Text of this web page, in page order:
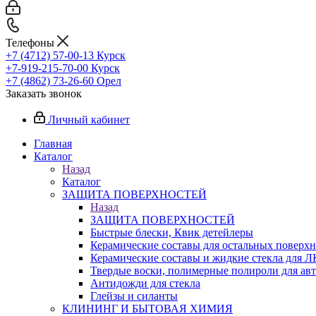
Телефоны
+7 (4712) 57-00-13 Курск
+7-919-215-70-00 Курск
+7 (4862) 73-26-60 Орел
Заказать звонок
Личный кабинет
Главная
Каталог
Назад
Каталог
ЗАЩИТА ПОВЕРХНОСТЕЙ
Назад
ЗАЩИТА ПОВЕРХНОСТЕЙ
Быстрые блески, Квик детейлеры
Керамические составы для остальных
Керамические составы и жидкие стекла для
Твердые воски, полимерные полироли для
Антидожди для стекла
Глейзы и силанты
КЛИНИНГ И БЫТОВАЯ ХИМИЯ